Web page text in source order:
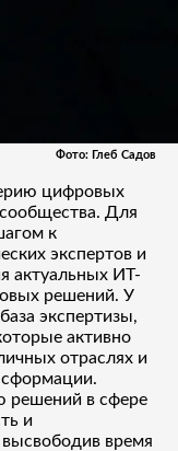
Фото: Глеб Садов
цифровых
Для
к
экспертов и
актуальных ИТ-
решений. У
экспертизы,
активно
отраслях и
решений в сфере
и
время